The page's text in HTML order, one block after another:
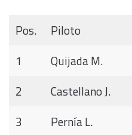
Pos. Piloto
1
Quijada M.
2
Castellano J.
3
Pernía L.